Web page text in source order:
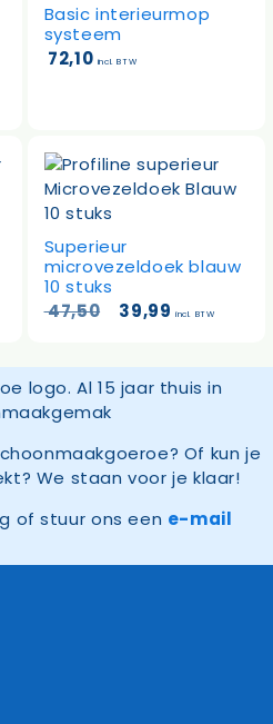
Basic interieurmop
systeem
72,10 incl. BTW
Superieur
microvezeldoek blauw
10 stuks
47,50
Oorspronkelijke
39,99 Huidige
incl. BTW
Of kun je
We staan voor je klaar!
of stuur ons een e-mail